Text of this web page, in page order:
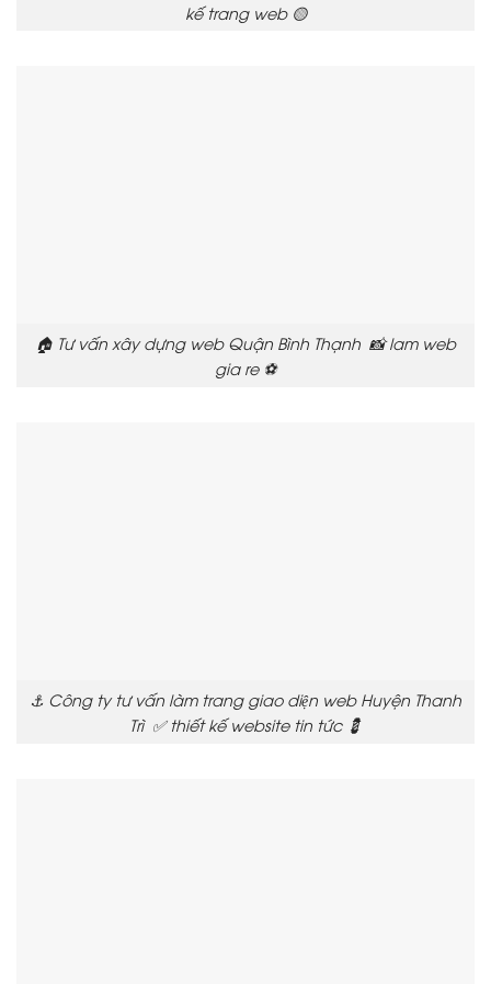
kế trang web 🟡
🏠 Tư vấn xây dựng web Quận Bình Thạnh 📸 lam web
gia re ⚽
⚓ Công ty tư vấn làm trang giao diện web Huyện Thanh
Trì ✅ thiết kế website tin tức 💈